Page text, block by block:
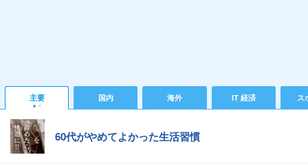
主要 国内 海外 IT 経済 ス
60代がやめてよかった生活習慣